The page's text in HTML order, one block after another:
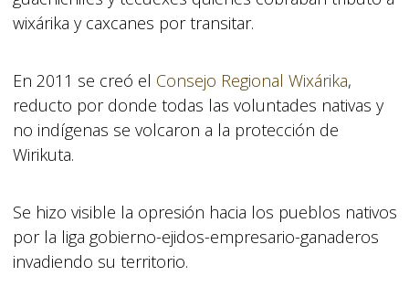
wixárika y caxcanes por transitar.
En 2011 se creó el Consejo Regional Wixárika,
reducto por donde todas las voluntades nativas y
no indígenas se volcaron a la protección de
Wirikuta.
Se hizo visible la opresión hacia los pueblos nativos
por la liga gobierno-ejidos-empresario-ganaderos
invadiendo su territorio.